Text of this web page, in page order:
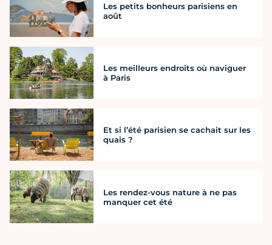
Les petits bonheurs parisiens en
août
Les meilleurs endroits où naviguer
à Paris
Et si l’été parisien se cachait sur les
quais ?
Les rendez-vous nature à ne pas
manquer cet été